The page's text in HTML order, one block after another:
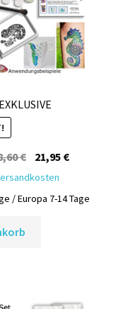
€ Ursprünglicher
Preis
28,60 €
21,95 €Aktueller
21,95 €.
/ Europa 7-14 Tage